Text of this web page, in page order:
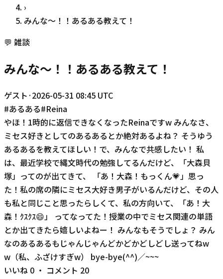
›
みんな〜！！あるある教えて！
💬 雑談
みんな〜！！あるある教えて！
ゲスト ·2026-05-31 08:45 UTC
#あるある#Reina
やほ！1時的に返信できなくなったReinaですw みんなさ、
ミセス好きとしてのあるあるとか絶対あるよね？ そうゆう
あるあるを教えてほしい！で、みんなで共感したい！ 私
は、最近学校で縄文時代の勉強してるんだけど、「大森貝
塚」ってのが出てきて、 「あ！大森！もっくん💗」思っ
た！私の席の隣にミセス大好き男子がいるんだけど、その人
も私と同じこと思ったらしくて、私の方向いて、「あ！大
森！ｸｽｸｽ😄」 ってなってた！授業の中でミセス関連の単語
とか出てきたら嬉しいよねー！ みんなもそうでしょ？ みん
なのあるあるもじゃんじゃんどかどかどしどし送ってねw
w（私、ふざけすぎw） bye-bye(^^)／~~~
いいね 0 ・ コメント 20